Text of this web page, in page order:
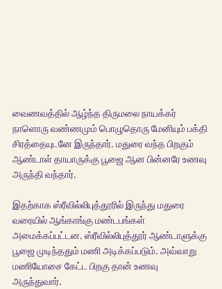
வைணவத்தில் ஆழ்ந்த திருமலை நாயக்கர்
நாளொரு வண்ணமும் பொழுதொரு மேனியும் பக்தி
சிரத்தையுடனே இருந்தார். மதுரை வந்த பிறகும்
ஆண்டாள் தாயாருக்கு பூஜை ஆன பின்னரே உணவு
அருந்தி வந்தார்.
இதற்காக ஸ்ரீவில்லிபுத்தூரில் இருந்து மதுரை
வரையில் ஆங்காங்கு மண்டபங்கள்
அமைக்கப்பட்டன. ஸ்ரீவில்லிபுத்தூர் ஆண்டாளுக்கு
பூஜை முடிந்ததும் மணி அடிக்கப்படும். அவ்வாறு
மணியோசை கேட்ட பிறகு தான் உணவு
அருந்துவார்.